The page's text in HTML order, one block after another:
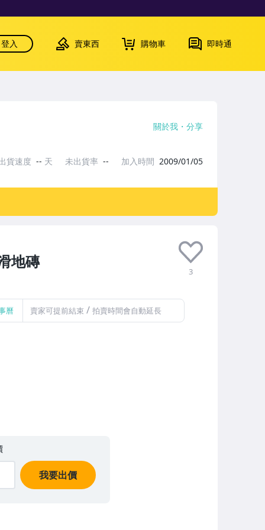
登入 賣東西 購物車 即時通
地磚
3
曆 賣家可提前結束 / 拍賣時間會自動延長
我要出價
關於我 分享
貨速度 -- 天 未出貨率 -- 加入時間 2009/01/05